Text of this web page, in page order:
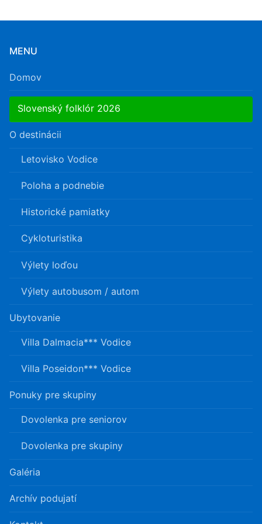
MENU
Domov
Slovenský folklór 2026
O destinácii
Letovisko Vodice
Poloha a podnebie
Historické pamiatky
Cykloturistika
Výlety loďou
Výlety autobusom / autom
Ubytovanie
Villa Dalmacia*** Vodice
Villa Poseidon*** Vodice
Ponuky pre skupiny
Dovolenka pre seniorov
Dovolenka pre skupiny
Galéria
Archív podujatí